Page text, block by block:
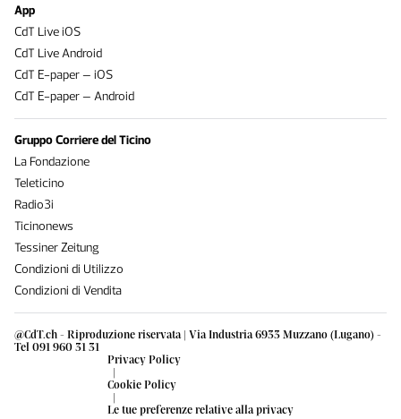
@CdT.ch - Riproduzione riservata | Via Industria 6933 Muzzano (Lugano) -
Tel 091 960 31 31
Privacy Policy
|
Cookie Policy
|
Le tue preferenze relative alla privacy
App
CdT Live iOS
CdT Live Android
CdT E-paper – iOS
CdT E-paper – Android
Gruppo Corriere del Ticino
La Fondazione
Teleticino
Radio3i
Ticinonews
Tessiner Zeitung
Condizioni di Utilizzo
Condizioni di Vendita